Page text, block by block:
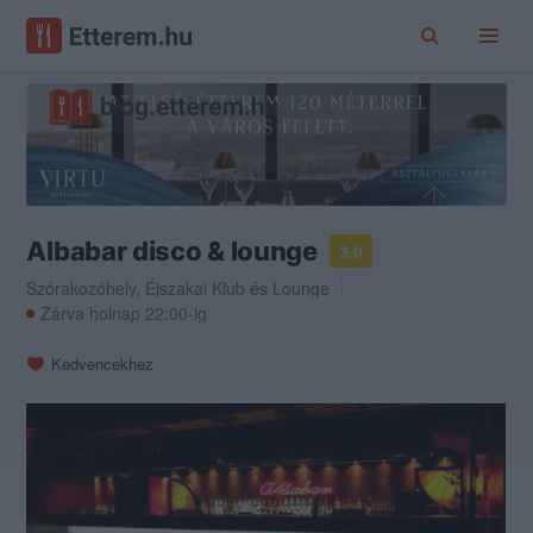
Albabar disco & lounge
3.0
Szórakozóhely, Éjszakai Klub és Lounge
Zárva holnap 22:00-ig
Kedvencekhez